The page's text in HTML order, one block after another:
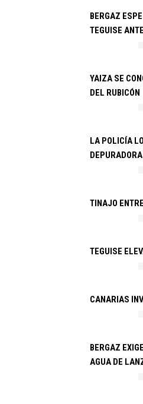
BERGAZ
TEGUISE
YAIZA SE
DEL RUBICÓN
LA POLICÍA
TINAJO
TEGUISE
CANARIAS
BERGAZ
AGUA DE